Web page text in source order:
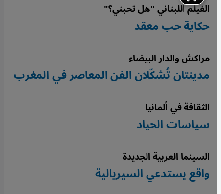
الفيلم اللبناني "هل تحبني؟"
حكاية حب معقد
مراكش والدار البيضاء
مدينتان تُشكّلان الفن المعاصر في المغرب
الثقافة في ألمانيا
سياسات الحياد
السينما العربية الجديدة
واقع يستدعي السيريالية